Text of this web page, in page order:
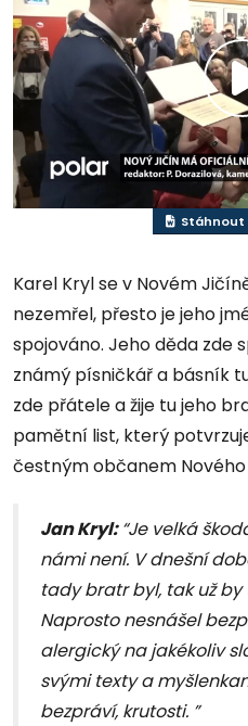
Stáhnout
Karel Kryl se v Novém
nezemřel, přesto je jeho
spojováno. Jeho děda zde
známý písničkář a básník
zde přátele a žije tu jeho
pamětní list, který
čestným občanem
Jan Kryl:“Je velká
námi není. V dnešní
tady bratr byl, tak už
Naprosto nesnášel
alergický na jakékoliv
svými texty a
bezpráví, krutosti. ”